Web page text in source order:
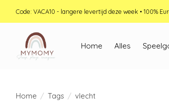
Code: VACA10 - langere levertijd deze week • 100%
Home Alles
Home / Tags / vlecht